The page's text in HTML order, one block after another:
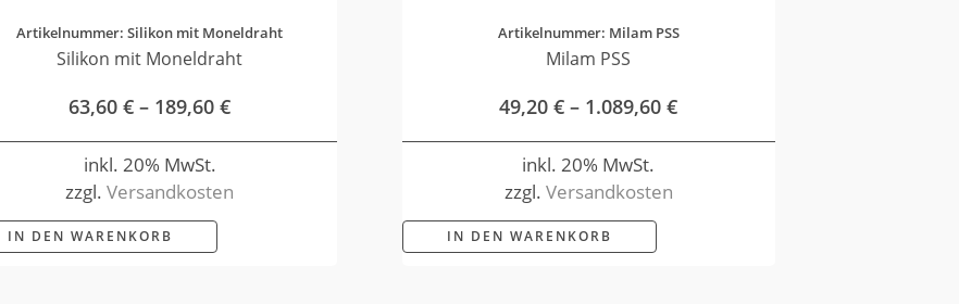
Artikelnummer: Silikon mit Moneldraht
Silikon mit Moneldraht
63,60€ – 189,60€
inkl. 20% MwSt.
zzgl.Versandkosten
IN DEN WARENKORB
Artikelnummer: Milam PSS
Milam PSS
49,20€ – 1.089,60€
inkl. 20% MwSt.
zzgl. Versandkosten
IN DEN WARENKORB